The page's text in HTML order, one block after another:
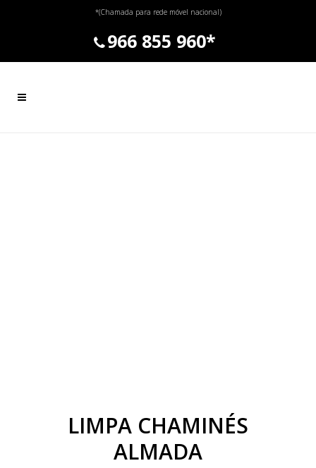
*(Chamada para rede móvel nacional)
966 855 960*
LIMPA CHAMINÉS
ALMADA